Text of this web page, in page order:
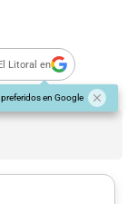
Litoral en
en Google